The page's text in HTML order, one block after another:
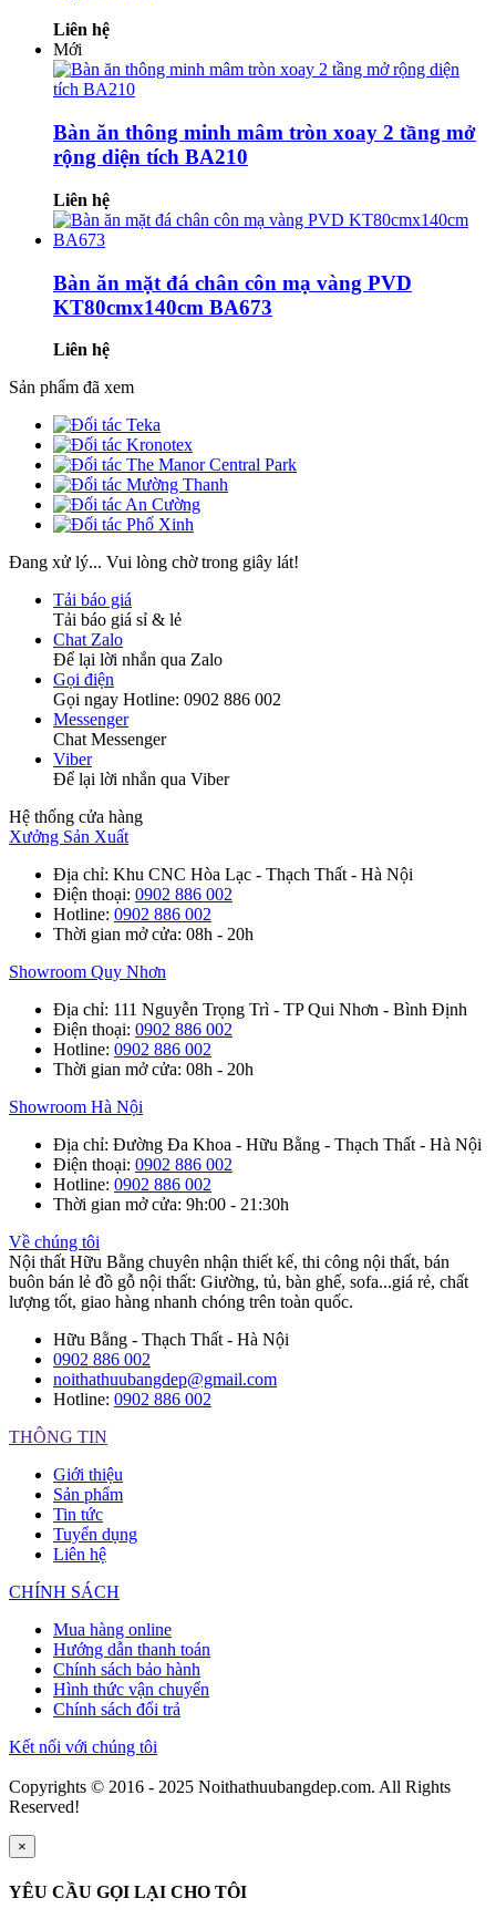
Liên hệ
Mới
Bàn ăn thông minh mâm tròn xoay 2 tầng mở
rộng diện tích BA210
Liên hệ
Bàn ăn mặt đá chân côn mạ vàng PVD
KT80cmx140cm BA673
Liên hệ
Sản phẩm đã xem
Đang xử lý... Vui lòng chờ trong giây lát!
Tải báo giá
Tải báo giá sỉ & lẻ
Chat Zalo
Để lại lời nhắn qua Zalo
Gọi điện
Gọi ngay Hotline: 0902 886 002
Messenger
Chat Messenger
Viber
Để lại lời nhắn qua Viber
Hệ thống cửa hàng
Xưởng Sản Xuất
Địa chỉ: Khu CNC Hòa Lạc - Thạch Thất - Hà Nội
Điện thoại: 0902 886 002
Hotline: 0902 886 002
Thời gian mở cửa: 08h - 20h
Showroom Quy Nhơn
Địa chỉ: 111 Nguyễn Trọng Trì - TP Qui Nhơn - Bình Định
Điện thoại: 0902 886 002
Hotline: 0902 886 002
Thời gian mở cửa: 08h - 20h
Showroom Hà Nội
Địa chỉ: Đường Đa Khoa - Hữu Bằng - Thạch Thất - Hà Nội
Điện thoại: 0902 886 002
Hotline: 0902 886 002
Thời gian mở cửa: 9h:00 - 21:30h
Về chúng tôi
Nội thất Hữu Bằng chuyên nhận thiết kế, thi công nội thất, bán
buôn bán lẻ đồ gỗ nội thất: Giường, tủ, bàn ghế, sofa...giá rẻ, chất
lượng tốt, giao hàng nhanh chóng trên toàn quốc.
Hữu Bằng - Thạch Thất - Hà Nội
0902 886 002
noithathuubangdep@gmail.com
Hotline: 0902 886 002
THÔNG TIN
Giới thiệu
Sản phẩm
Tin tức
Tuyển dụng
Liên hệ
CHÍNH SÁCH
Mua hàng online
Hướng dẫn thanh toán
Chính sách bảo hành
Hình thức vận chuyển
Chính sách đổi trả
Kết nối với chúng tôi
Copyrights © 2016 - 2025 Noithathuubangdep.com. All Rights
Reserved!
×
YÊU CẦU GỌI LẠI CHO TÔI